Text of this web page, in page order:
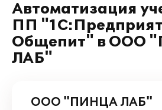
Автоматизация
ПП
Общепит" в ООО
ЛАБ"
ООО "ПИНЦА ЛАБ"